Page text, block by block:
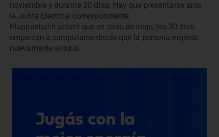
noviembre y durante 30 días. Hay que presentarse ante
la Junta Electoral correspondiente.
Klappenbach aclaró que en caso de viaje, los 30 días
empiezan a computarse desde que la persona ingresa
nuevamente al país.